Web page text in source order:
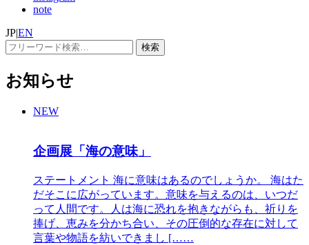
note
JP|EN
検索
お知らせ
NEW
企画展「海の意味」
ステートメント 海に意味はあるのでしょうか。 海はた
だそこに広がっています。意味を与えるのは、いつだ
って人間です。人は海に恐れを抱きながらも、祈りを
捧げ、恵みを分かち合い、その圧倒的な存在に対して
言葉や物語を紡いできまし [……